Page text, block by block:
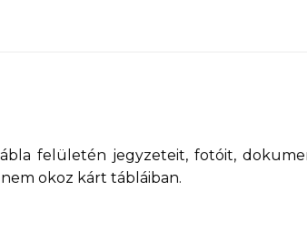
felületén jegyzeteit, fotóit,
okoz kárt tábláiban.